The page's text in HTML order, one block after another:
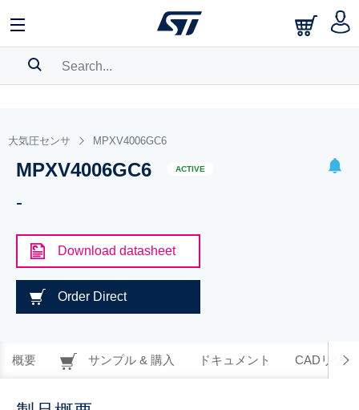
BOOKMARK
Pleaselog into show your saved searches.
大気圧センサ MPXV4006GC6
MPXV4006GC6 ACTIVE
-
Download datasheet
Order Direct
概要 サンプル & 購入 ドキュメント CADリソー